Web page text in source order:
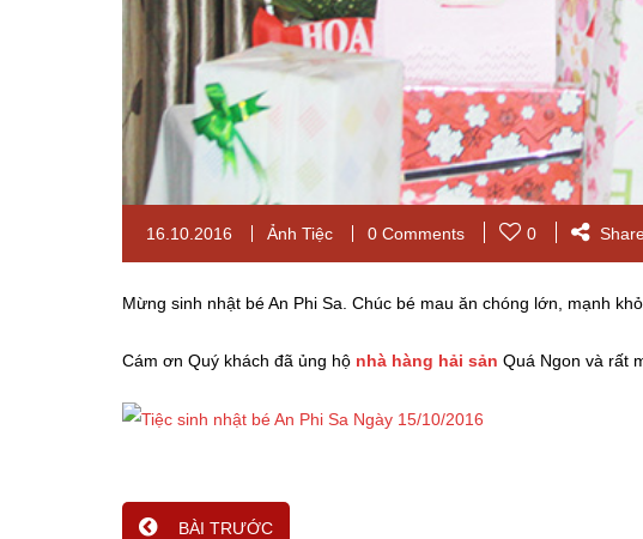
16.10.2016 Ảnh Tiệc 0 Comments 0
Mừng sinh nhật bé An Phi Sa. Chúc bé mau ăn chóng lớn, mạnh
Cám ơn Quý khách đã ủng hộ nhà hàng hải sản Quá Ngon và rất
BÀI TRƯỚC